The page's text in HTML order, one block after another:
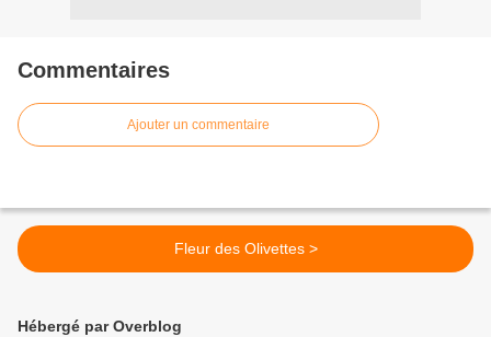
Commentaires
Ajouter un commentaire
Fleur des Olivettes >
Hébergé par Overblog